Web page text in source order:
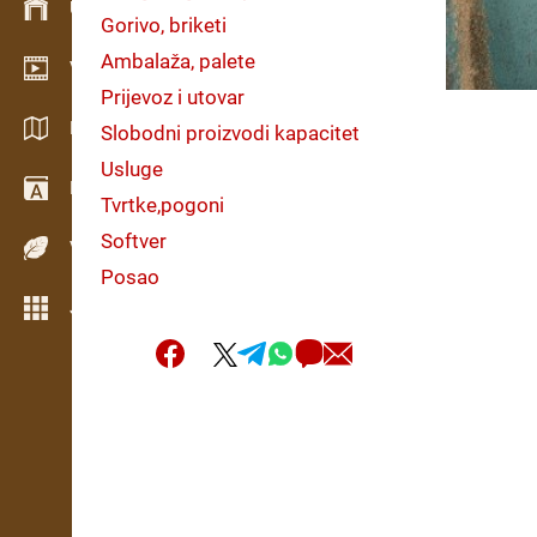
Upravljanje zalihama
Video salon
Katalozi / Brošure
Rečnik
Vrste drveta
Još opcija
Gorivo, briketi
Ambalaža, palete
Prijevoz i utovar
Slobodni proizvodi kapacitet
Usluge
Tvrtke,pogoni
Softver
Posao